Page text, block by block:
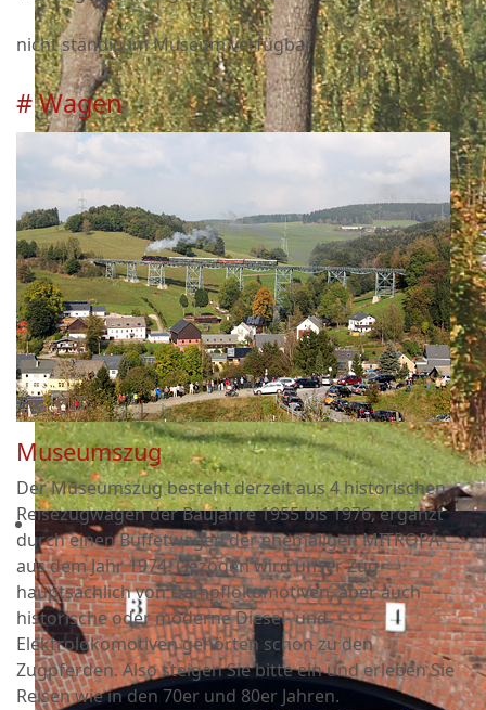
nicht ständig im Museum verfügbar
# Wagen
Museumszug
Der Museumszug besteht derzeit aus 4 historischen
Reisezugwagen der Baujahre 1955 bis 1976, ergänzt
durch einen Buffetwagen der ehemaligen MITROPA
aus dem Jahr 1974. Gezogen wird unser Zug
hauptsächlich von Dampflokomotiven, aber auch
historische oder moderne Diesel- und
Elektrolokomotiven gehörten schon zu den
Zugpferden. Also steigen Sie bitte ein und erleben Sie
Reisen wie in den 70er und 80er Jahren.